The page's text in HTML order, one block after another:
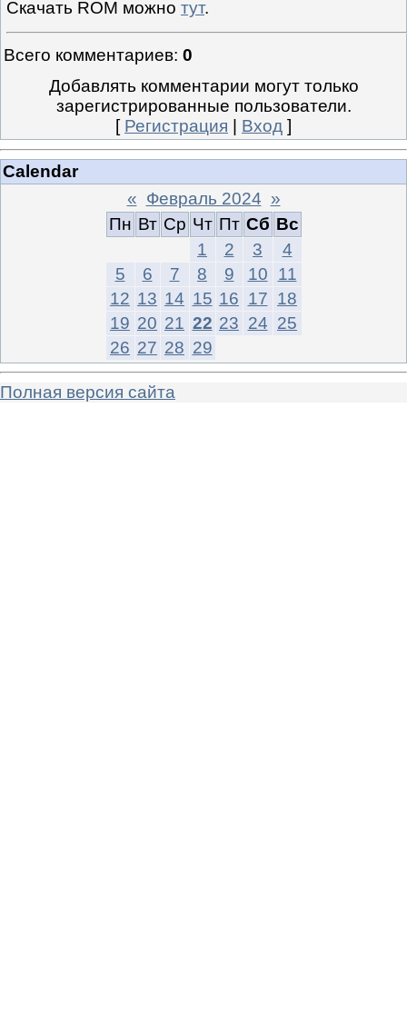
Скачать ROM можно тут.
Всего комментариев: 0
Добавлять комментарии могут только
зарегистрированные пользователи.
[ Регистрация Вход ]
Calendar
« Февраль 2024 »
Пн Вт Ср Чт Пт Сб Вс
1
2 3
4
5
6 7 8 9 10
11
12 13 14 15 16 17 18
19 20 21 22 23 24 25
26 27 28 29
Полная версия сайта